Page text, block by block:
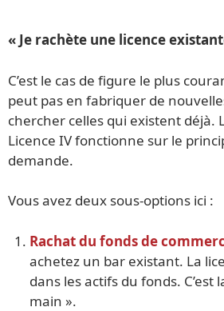
« Je rachète une licence
C’est le cas de figure le plus
peut pas en fabriquer de
chercher celles qui existent déjà.
Licence IV fonctionne sur le
demande.
Vous avez deux sous-options ici :
Rachat du fonds de
achetez un bar existant. La
dans les actifs du fonds. C’est
main ».